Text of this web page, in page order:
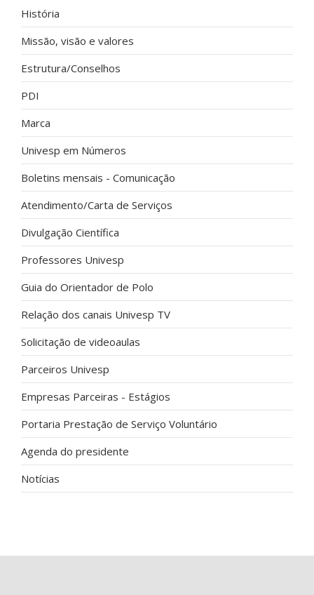
História
Missão, visão e valores
Estrutura/Conselhos
PDI
Marca
Univesp em Números
Boletins mensais - Comunicação
Atendimento/Carta de Serviços
Divulgação Científica
Professores Univesp
Guia do Orientador de Polo
Relação dos canais Univesp TV
Solicitação de videoaulas
Parceiros Univesp
Empresas Parceiras - Estágios
Portaria Prestação de Serviço Voluntário
Agenda do presidente
Notícias